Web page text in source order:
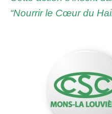
“Nour­rir le Cœur du